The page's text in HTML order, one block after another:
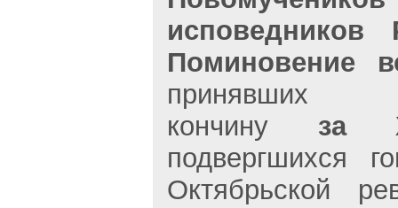
исповедников
Поминовение
принявших
кончину
за
подвергшихся
Октябрьской